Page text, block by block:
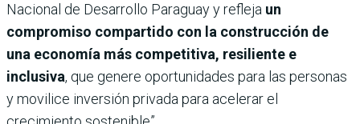
Nacional de Desarrollo Paraguay y refleja un
compromiso compartido con la construcción de
una economía más competitiva, resiliente e
inclusiva, que genere oportunidades para las personas
y movilice inversión privada para acelerar el